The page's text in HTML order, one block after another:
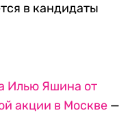
в кандидаты
Илью Яшина от
акции в Москве —